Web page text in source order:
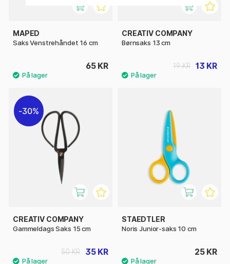
MAPED
Saks Venstrehåndet 16 cm
65 KR
CREATIV COMPANY
Børnsaks 13 cm
13 KR
19 KR
30%
CREATIV COMPANY
Gammeldags Saks 15 cm
35 KR
50 KR
STAEDTLER
Noris Junior-saks 10 cm
25 KR